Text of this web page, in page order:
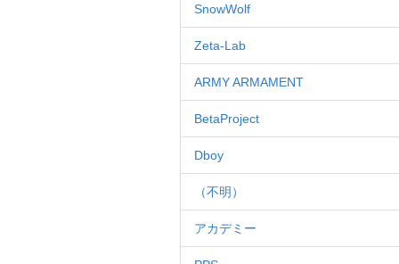
SnowWolf
Zeta-Lab
ARMY ARMAMENT
BetaProject
Dboy
（不明）
アカデミー